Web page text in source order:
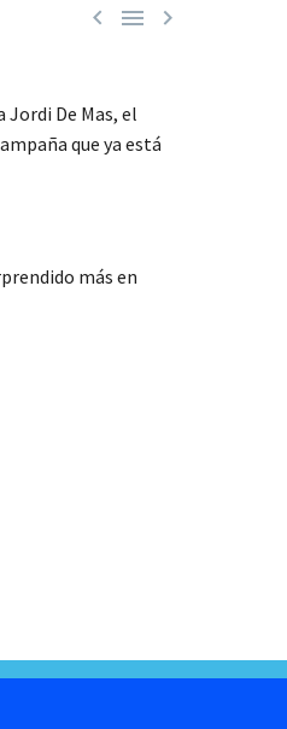
  
De Mas, el
que ya está
más en